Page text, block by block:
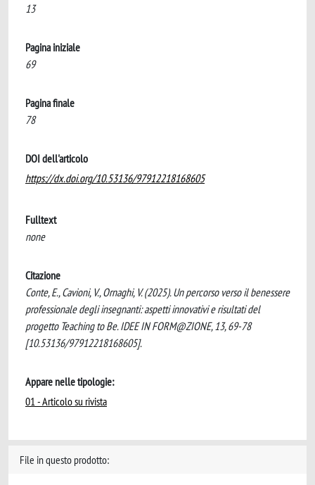
13
Pagina iniziale
69
Pagina finale
78
DOI dell'articolo
https://dx.doi.org/10.53136/97912218168605
Fulltext
none
Citazione
Conte, E., Cavioni, V., Ornaghi, V. (2025). Un percorso verso il benessere
professionale degli insegnanti: aspetti innovativi e risultati del
progetto Teaching to Be. IDEE IN FORM@ZIONE, 13, 69-78
[10.53136/97912218168605].
Appare nelle tipologie:
01 - Articolo su rivista
File in questo prodotto: